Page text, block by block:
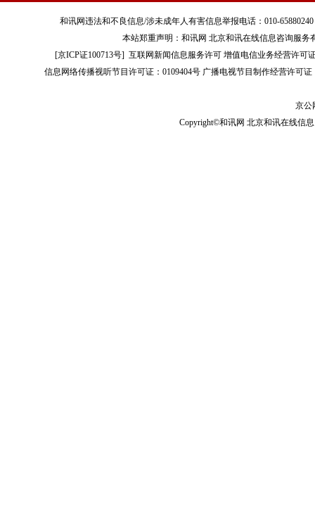
和讯网违法和不良信息/涉未成年人有害信息举报电话：010-
本站郑重声明：和讯网 北京和讯在线信息咨询服
[京ICP证100713号]互联网新闻信息服务许可 增值电信业务经营许可
信息网络传播视听节目许可证：0109404号 广播电视节目制作经营许可证
京公
Copyright©和讯网 北京和讯在线信